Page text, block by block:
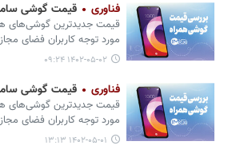
فناوری قیمت گوشی
مورد توجه کاربران فضای
۱۴۰۲-۰۵-۰۲ ۰۹:۲۴
فناوری قیمت گوشی سامسونگ،
مورد توجه کاربران فضای
۱۴۰۲-۰۵-۰۱ ۱۳:۱۳